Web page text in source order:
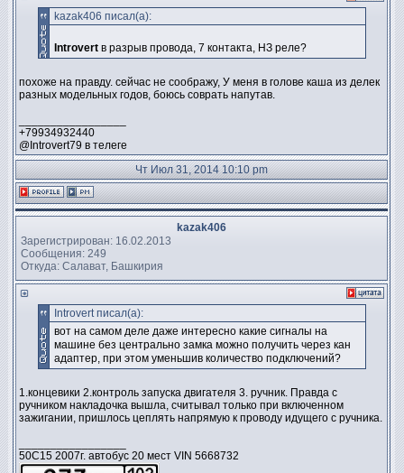
kazak406 писал(а):
Introvertв разрыв провода, 7 контакта, НЗ реле?
похоже на правду. сейчас не соображу, У меня в голове каша из делек
разных модельных годов, боюсь соврать напутав.
+79934932440
@Introvert79 в телеге
Чт Июл 31, 2014 10:10 pm
kazak406
Зарегистрирован: 16.02.2013
Сообщения: 249
Откуда: Салават, Башкирия
Introvert писал(а):
вот на самом деле даже интересно какие сигналы на
машине без центрально замка можно получить через кан
адаптер, при этом уменьшив количество подключений?
1.концевики 2.контроль запуска двигателя 3. ручник. Правда с
ручником накладочка вышла, считывал только при включенном
зажигании, пришлось цеплять напрямую к проводу идущего с ручника.
50C15 2007г. автобус 20 мест VIN 5668732